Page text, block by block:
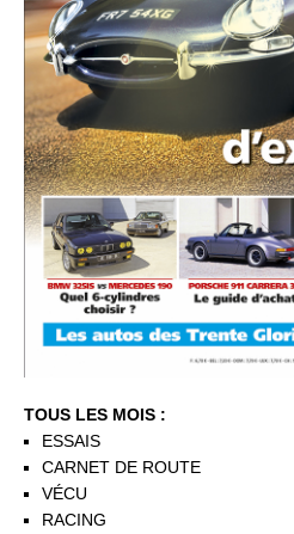
TOUS LES MOIS :
ESSAIS
CARNET DE ROUTE
VÉCU
RACING